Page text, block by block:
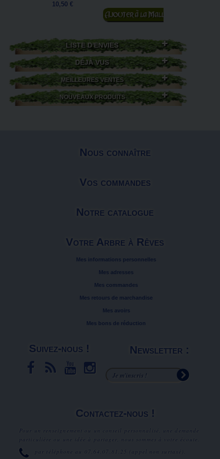
10,50 €
Ajouter au
panier
LISTE D'ENVIES
DÉJÀ VUS
MEILLEURES VENTES
NOUVEAUX PRODUITS
Nous connaître
Vos commandes
Notre catalogue
Votre Arbre à Rêves
Mes informations personnelles
Mes adresses
Mes commandes
Mes retours de marchandise
Mes avoirs
Mes bons de réduction
Suivez-nous ! Newsletter :
Contactez-nous !
Pour un renseignement ou un conseil personnalisé, une demande
particulière ou une idée à partager, nous sommes à votre écoute.
par téléphone au
07.64.07.81.25 (appel non surtaxé).